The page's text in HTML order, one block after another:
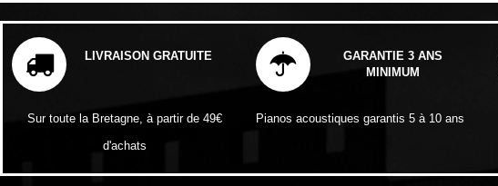
LIVRAISON GRATUITE
Sur toute la Bretagne, à partir de 49€
d'achats
GARANTIE 3 ANS
MINIMUM
Pianos acoustiques garantis 5 à 10 ans